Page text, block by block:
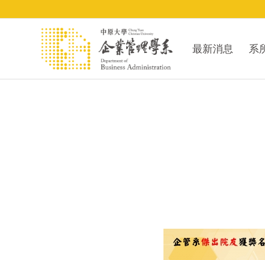
最新消息 系